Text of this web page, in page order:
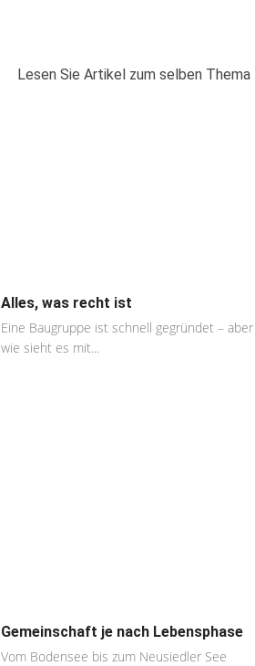
Lesen Sie Artikel zum selben Thema
Alles, was recht ist
Eine Baugruppe ist schnell gegründet – aber
wie sieht es mit...
Gemeinschaft je nach Lebensphase
Vom Bodensee bis zum Neusiedler See